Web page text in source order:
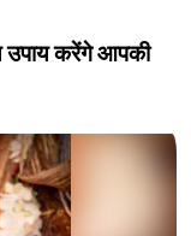
उपाय करेंगे आपकी